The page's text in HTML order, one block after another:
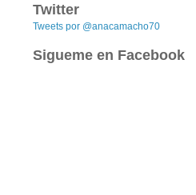
Twitter
Tweets por @anacamacho70
Sigueme en Facebook